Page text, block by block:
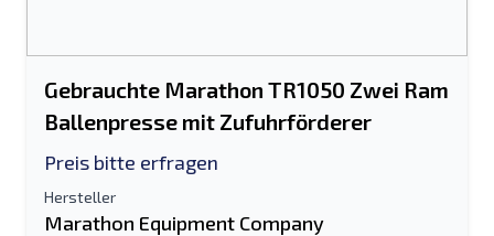
Gebrauchte Marathon TR1050 Zwei Ram
Ballenpresse mit Zufuhrförderer
Preis bitte erfragen
Hersteller
Marathon Equipment Company